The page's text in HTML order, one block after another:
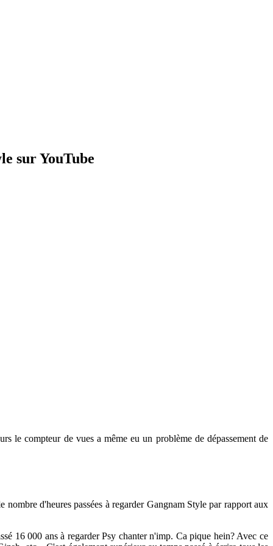
sur YouTube
le compteur de vues a même eu un problème de dépassement de
d'heures passées à regarder Gangnam Style par rapport aux
16 000 ans à regarder Psy chanter n'imp. Ca pique hein? Avec ce